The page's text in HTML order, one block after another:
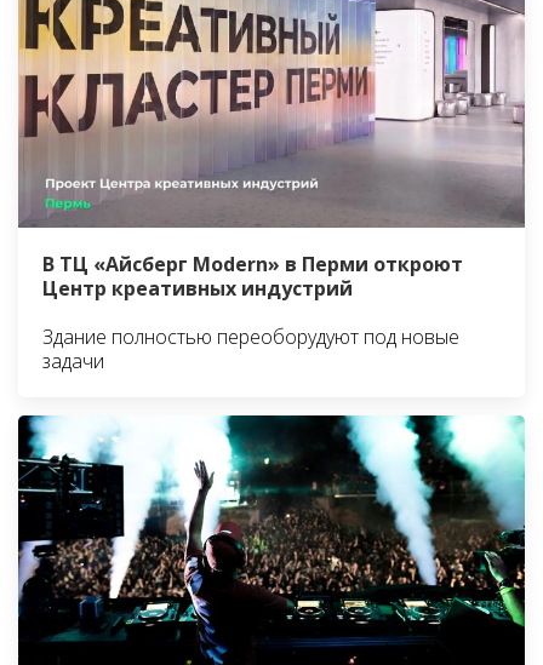
В ТЦ «Айсберг Modern» в Перми откроют
Центр креативных индустрий
Здание полностью переоборудуют под новые
задачи